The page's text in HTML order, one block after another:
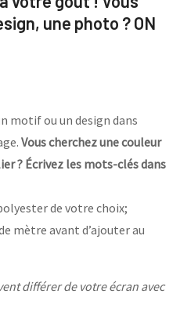
une photo ? ON
motif ou un design dans
Vous cherchez une couleur
? Écrivez les mots-clés dans
de votre choix;
mètre avant d’ajouter au
différer de votre écran avec